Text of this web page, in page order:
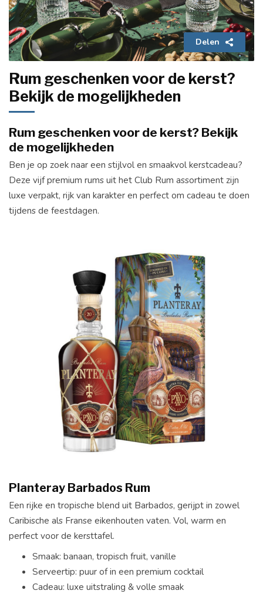
Delen
Rum geschenken voor de kerst?
Bekijk de mogelijkheden
Rum geschenken voor de kerst? Bekijk
de mogelijkheden
Ben je op zoek naar een stijlvol en smaakvol kerstcadeau?
Deze vijf premium rums uit het Club Rum assortiment zijn
luxe verpakt, rijk van karakter en perfect om cadeau te doen
tijdens de feestdagen.
Planteray Barbados Rum
Een rijke en tropische blend uit Barbados, gerijpt in zowel
Caribische als Franse eikenhouten vaten. Vol, warm en
perfect voor de kersttafel.
Smaak: banaan, tropisch fruit, vanille
Serveertip: puur of in een premium cocktail
Cadeau: luxe uitstraling & volle smaak